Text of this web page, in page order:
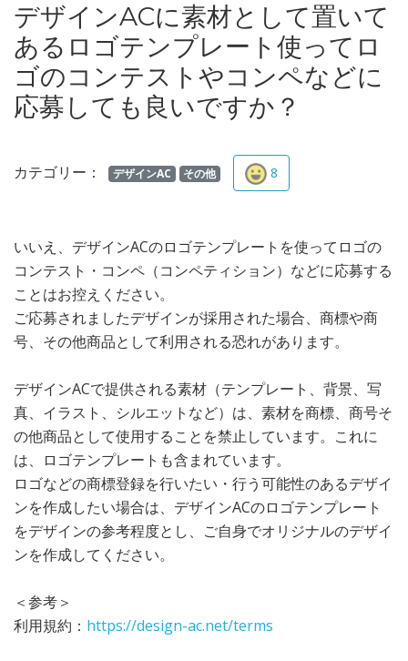
デザインACに素材として置いて
あるロゴテンプレート使ってロ
ゴのコンテストやコンペなどに
応募しても良いですか？
カテゴリー： デザインAC その他 8
いいえ、デザインACのロゴテンプレートを使ってロゴの
コンテスト・コンペ（コンペティション）などに応募する
ことはお控えください。​
ご応募されましたデザインが採用された場合、商標や商
号、その他商品として利用される恐れがあります。
デザインACで提供される素材（テンプレート、背景、写
真、イラスト、シルエットなど）は、素材を商標、商号そ
の他商品として使用することを禁止しています。これに
は、ロゴテンプレートも含まれています。
ロゴなどの商標登録を行いたい・行う可能性のあるデザイ
ンを作成したい場合は、デザインACのロゴテンプレート
をデザインの参考程度とし、ご自身でオリジナルのデザイ
ンを作成してください。
＜参考＞
利用規約： https://design-ac.net/terms